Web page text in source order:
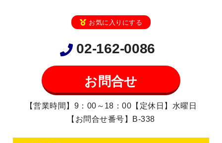
お気に入りにする
02-162-0086
お問合せ
【営業時間】9：00～18：00【定休日】水曜日
【お問合せ番号】B-338